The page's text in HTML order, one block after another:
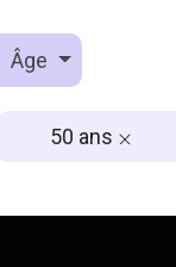
Âge
50 ans